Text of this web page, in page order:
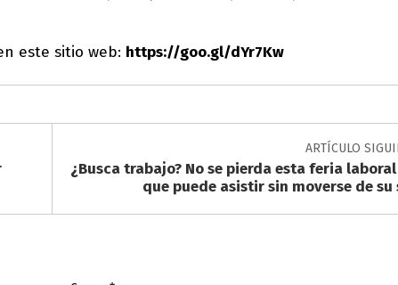
este sitio web: https://goo.gl/dYr7Kw
ARTÍCULO
¿Busca trabajo? No se pierda esta feria
que puede asistir sin moverse de su